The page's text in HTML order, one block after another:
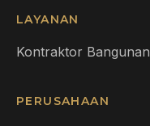
LAYANAN
Kontraktor Bangunan
PERUSAHAAN